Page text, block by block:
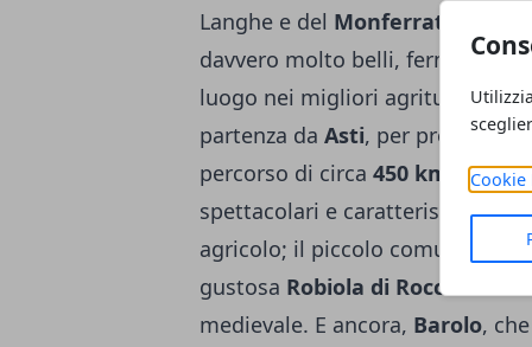
Cookie
Langhe e del Monferrato
davvero molto belli, fermandosi
luogo nei migliori agriturismi.
partenza da Asti, per proseguire
percorso di circa 450 km
che
spettacolari e caratteristici
agricolo; il piccolo comune di
gustosa Robiola di Roccaverano
medievale. E ancora, Barolo,